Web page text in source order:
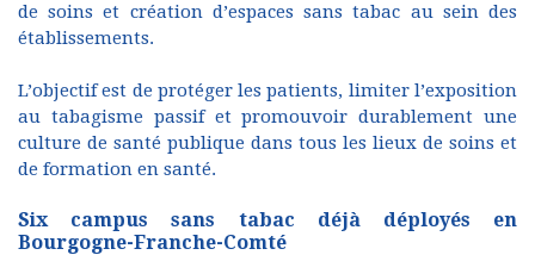
de soins et création d’espaces sans tabac au sein des
établissements.
L’objectif est de protéger les patients, limiter l’exposition
au tabagisme passif et promouvoir durablement une
culture de santé publique dans tous les lieux de soins et
de formation en santé.
Six campus sans tabac déjà déployés en
Bourgogne-Franche-Comté